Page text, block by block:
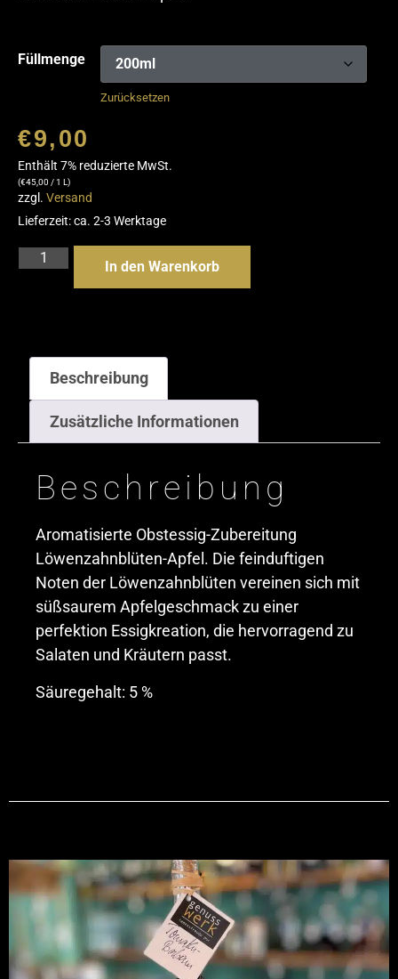
Füllmenge
Zurücksetzen
€9,00
Enthält 7% reduzierte MwSt.
(€45,00 / 1 L)
zzgl. Versand
Lieferzeit: ca. 2-3 Werktage
In den Warenkorb
Beschreibung
Zusätzliche Informationen
Beschreibung
Aromatisierte Obstessig-Zubereitung
Löwenzahnblüten-Apfel. Die feinduftigen
Noten der Löwenzahnblüten vereinen sich mit
süßsaurem Apfelgeschmack zu einer
perfektion Essigkreation, die hervorragend zu
Salaten und Kräutern passt.
Säuregehalt: 5 %